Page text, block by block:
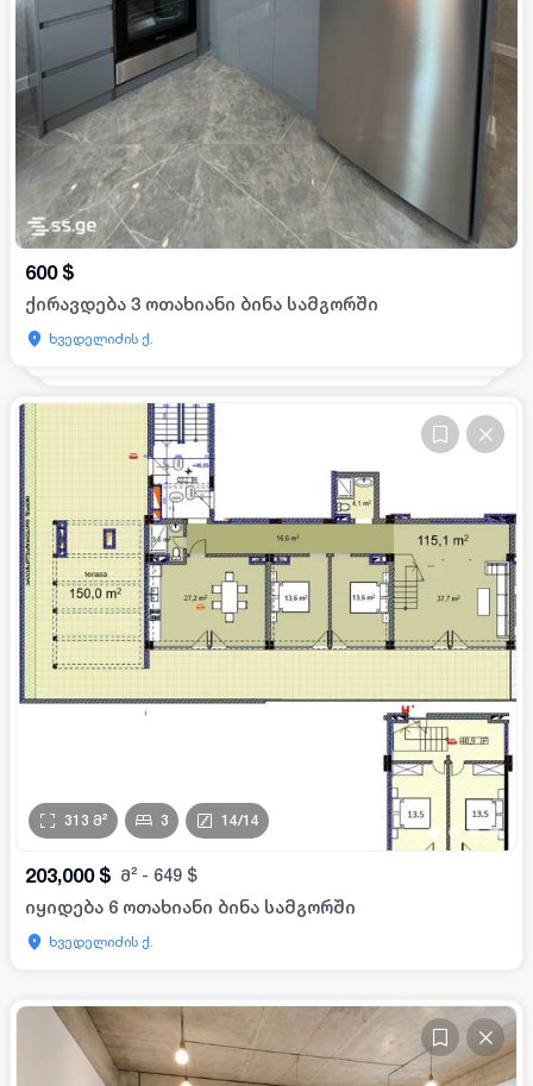
600 $
ქირავდება 3 ოთახიანი ბინა სამგორში
ხვედელიძის ქ.
• • ••
313 მ² 3 14/14
203,000 $ მ² - 649 $
იყიდება 6 ოთახიანი ბინა სამგორში
ხვედელიძის ქ.